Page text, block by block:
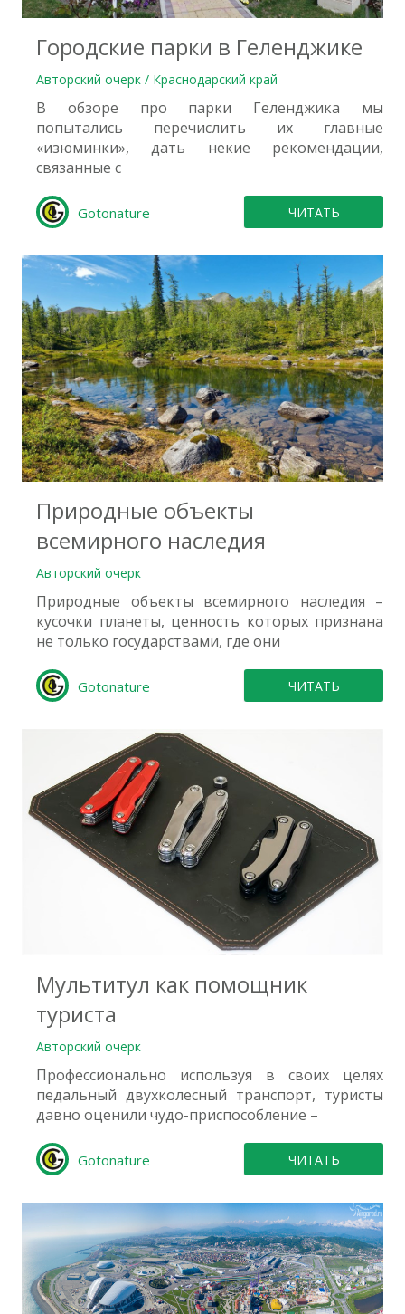
Городские парки в Геленджике
Авторский очерк / Краснодарский край
В обзоре про парки Геленджика мы
попытались перечислить их главные
«изюминки», дать некие рекомендации,
связанные с
Gotonature ЧИТАТЬ
18
Природные объекты
всемирного наследия
Авторский очерк
Природные объекты всемирного наследия –
кусочки планеты, ценность которых признана
не только государствами, где они
Gotonature ЧИТАТЬ
Мультитул как помощник
туриста
Авторский очерк
Профессионально используя в своих целях
педальный двухколесный транспорт, туристы
давно оценили чудо-приспособление –
Gotonature ЧИТАТЬ